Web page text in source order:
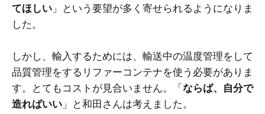
てほしい 」という要望が多く寄せられるようになりま
した。
しかし、輸入するためには、輸送中の温度管理をして
品質管理をするリファーコンテナを使う必要がありま
す。とてもコストが見合いません。「ならば、自分で
造ればいい 」と和田さんは考えました。